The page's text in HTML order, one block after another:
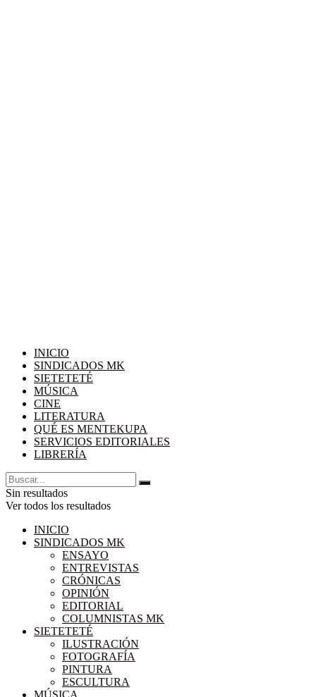
INICIO
SINDICADOS MK
SIETETETÉ
MÚSICA
CINE
LITERATURA
QUÉ ES MENTEKUPA
SERVICIOS EDITORIALES
LIBRERÍA
Sin resultados
Ver todos los resultados
INICIO
SINDICADOS MK
ENSAYO
ENTREVISTAS
CRÓNICAS
OPINIÓN
EDITORIAL
COLUMNISTAS MK
SIETETETÉ
ILUSTRACIÓN
FOTOGRAFÍA
PINTURA
ESCULTURA